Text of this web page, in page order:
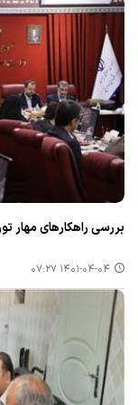
بررسی راهكارهای
۱۴۰۱-۰۴-۰۴ ۰۷:۲۷